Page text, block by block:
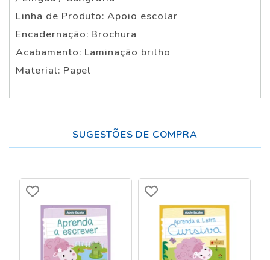
Linha de Produto: Apoio escolar
Encadernação: Brochura
Acabamento: Laminação brilho
Material: Papel
SUGESTÕES DE COMPRA